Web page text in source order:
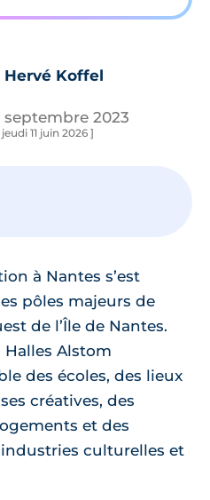
Hervé Koffel
septembre 2023
11 juin 2026 ]
à Nantes s’est
pôles majeurs de
de l’Île de Nantes.
Alstom
des écoles, des lieux
créatives, des
et des
culturelles et